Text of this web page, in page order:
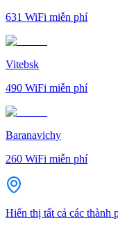
631 WiFi miễn phí
Vitebsk
490 WiFi miễn phí
Baranavichy
260 WiFi miễn phí
Hiển thị tất cả các thành